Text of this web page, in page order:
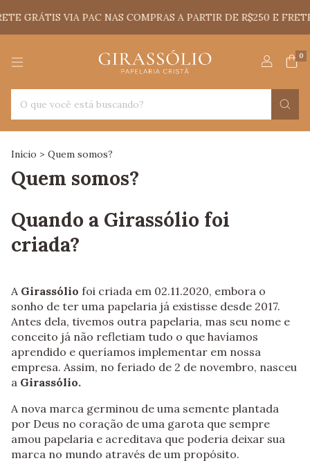
GRÁTIS VIA PAC NAS COMPRAS A PARTIR DE R$250 E
0
Início > Quem somos?
Quem somos?
Quando a Girassólio foi
criada?
A Girassólio foi criada em 02.11.2020, embora o
sonho de ter uma papelaria já existisse desde 2017.
Antes dela, tivemos outra papelaria, mas seu nome e
conceito já não refletiam tudo o que havíamos
aprendido e queríamos implementar em nossa
empresa. Assim, no feriado de 2 de novembro, nasceu
a Girassólio.
A nova marca germinou de uma semente plantada
por Deus no coração de uma garota que sempre
amou papelaria e acreditava que poderia deixar sua
marca no mundo através de um propósito.